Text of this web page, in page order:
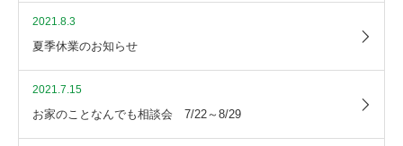
2021.8.3
夏季休業のお知らせ
2021.7.15
お家のことなんでも相談会 7/22～8/29